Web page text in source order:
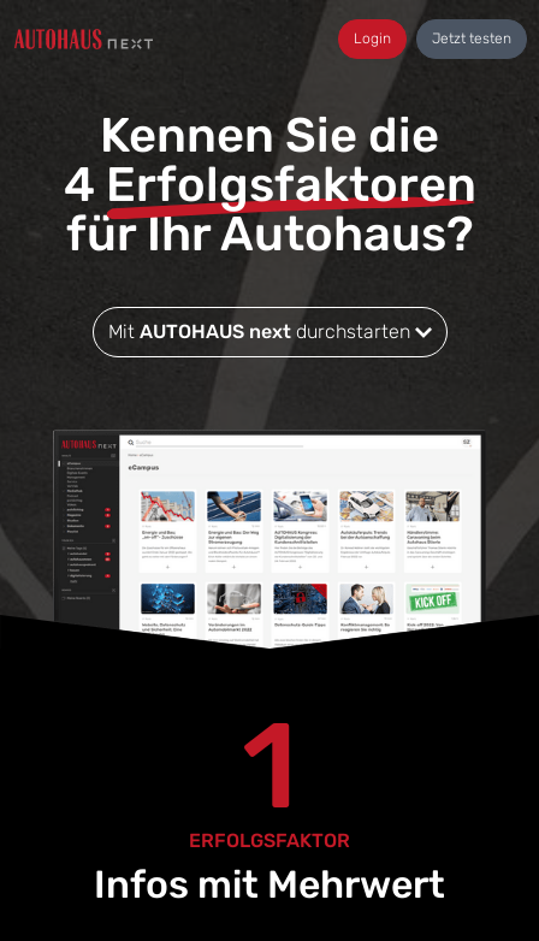
Login Jetzt testen
Kennen Sie die
4 Erfolgsfaktoren
für Ihr Autohaus?
Mit AUTOHAUS nextdurchstarten
1
ERFOLGSFAKTOR
Infos mit Mehrwert